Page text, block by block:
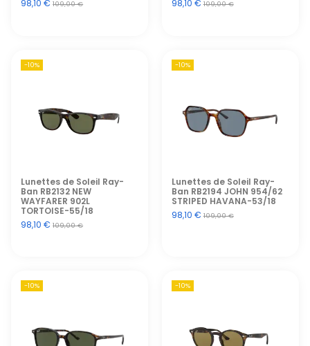
98,10 €109,00 €
98,10 €109,00 €
-10%
Lunettes de Soleil Ray-
Ban RB2132 NEW
WAYFARER 902L
TORTOISE-55/18
98,10 €109,00 €
-10%
Lunettes de Soleil Ray-
Ban RB2194 JOHN 954/62
STRIPED HAVANA-53/18
98,10 €109,00 €
-10% -10%